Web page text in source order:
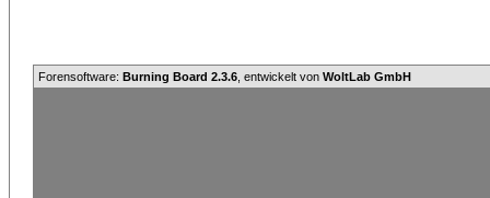
Forensoftware: Burning Board 2.3.6 , entwickelt von WoltLab GmbH